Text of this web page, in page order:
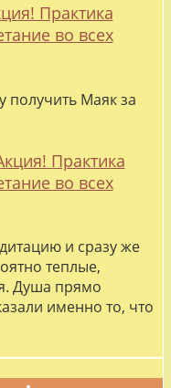
Практика
во всех
получить Маяк за
Практика
во всех
и сразу же
теплые,
Душа прямо
именно то, что